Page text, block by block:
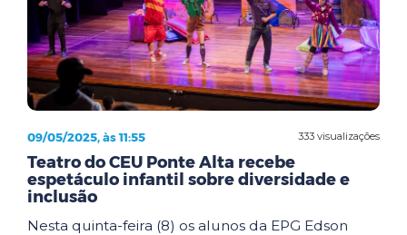
333 visualizações
09/05/2025, às 11:55
Teatro do CEU Ponte Alta recebe
espetáculo infantil sobre diversidade e
inclusão
Nesta quinta-feira (8) os alunos da EPG Edson